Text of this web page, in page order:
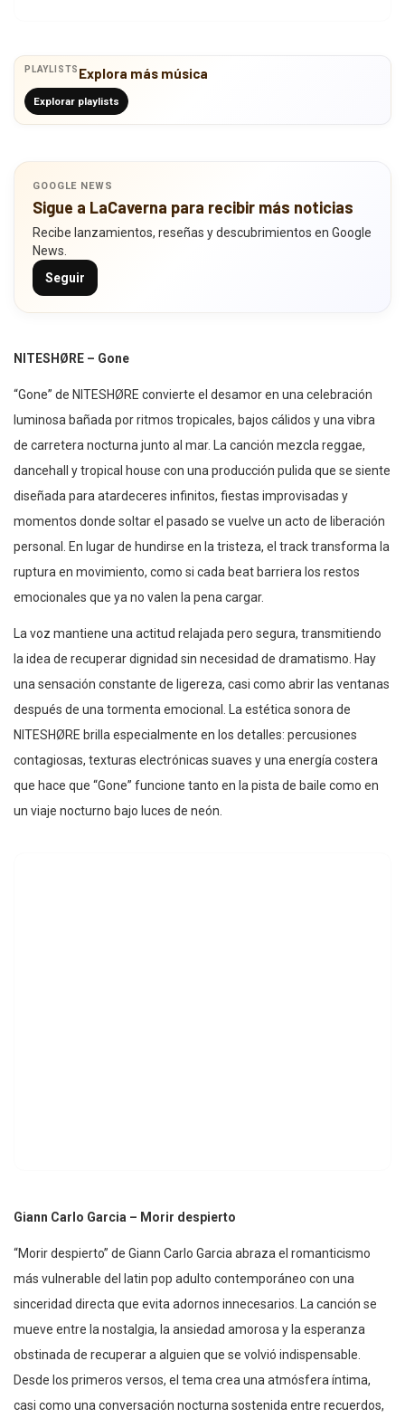
PLAYLISTS Explora más música
Explorar playlists
GOOGLE NEWS
Sigue a LaCaverna para recibir más noticias
Recibe lanzamientos, reseñas y descubrimientos en Google
News.
Seguir
NITESHØRE – Gone
“Gone” de NITESHØRE convierte el desamor en una celebración
luminosa bañada por ritmos tropicales, bajos cálidos y una vibra
de carretera nocturna junto al mar. La canción mezcla reggae,
dancehall y tropical house con una producción pulida que se siente
diseñada para atardeceres infinitos, fiestas improvisadas y
momentos donde soltar el pasado se vuelve un acto de liberación
personal. En lugar de hundirse en la tristeza, el track transforma la
ruptura en movimiento, como si cada beat barriera los restos
emocionales que ya no valen la pena cargar.
La voz mantiene una actitud relajada pero segura, transmitiendo
la idea de recuperar dignidad sin necesidad de dramatismo. Hay
una sensación constante de ligereza, casi como abrir las ventanas
después de una tormenta emocional. La estética sonora de
NITESHØRE brilla especialmente en los detalles: percusiones
contagiosas, texturas electrónicas suaves y una energía costera
que hace que “Gone” funcione tanto en la pista de baile como en
un viaje nocturno bajo luces de neón.
Giann Carlo Garcia – Morir despierto
“Morir despierto” de Giann Carlo Garcia abraza el romanticismo
más vulnerable del latin pop adulto contemporáneo con una
sinceridad directa que evita adornos innecesarios. La canción se
mueve entre la nostalgia, la ansiedad amorosa y la esperanza
obstinada de recuperar a alguien que se volvió indispensable.
Desde los primeros versos, el tema crea una atmósfera íntima,
casi como una conversación nocturna sostenida entre recuerdos,